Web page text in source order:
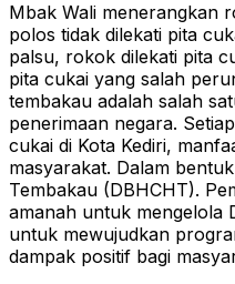
Mbak Wali menerangkan
polos tidak dilekati pita
palsu, rokok dilekati pita
pita cukai yang salah
tembakau adalah salah
penerimaan negara.
cukai di Kota Kediri,
masyarakat. Dalam
Tembakau (DBHCHT).
amanah untuk mengelola
untuk mewujudkan
dampak positif bagi